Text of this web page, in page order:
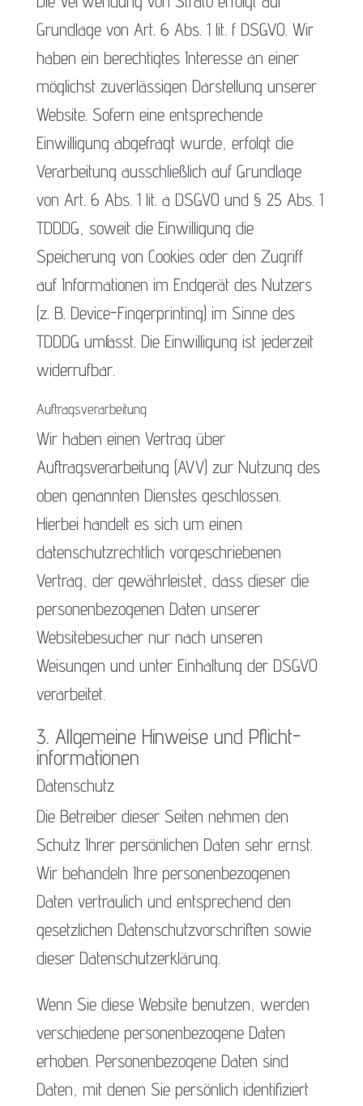
Grundlage von Art. 6 Abs. 1 lit. f DSGVO. Wir
haben ein berechtigtes Interesse an einer
möglichst zuverlässigen Darstellung unserer
Website. Sofern eine entsprechende
Einwilligung abgefragt wurde, erfolgt die
Verarbeitung ausschließlich auf Grundlage
von Art. 6 Abs. 1 lit. a DSGVO und § 25 Abs. 1
TDDDG, soweit die Einwilligung die
Speicherung von Cookies oder den Zugriff
auf Informationen im Endgerät des Nutzers
(z. B. Device-Fingerprinting) im Sinne des
TDDDG umfasst. Die Einwilligung ist jederzeit
widerrufbar.
Auftragsverarbeitung
Wir haben einen Vertrag über
Auftragsverarbeitung (AVV) zur Nutzung des
oben genannten Dienstes geschlossen.
Hierbei handelt es sich um einen
datenschutzrechtlich vorgeschriebenen
Vertrag, der gewährleistet, dass dieser die
personenbezogenen Daten unserer
Websitebesucher nur nach unseren
Weisungen und unter Einhaltung der DSGVO
verarbeitet.
3. Allgemeine Hinweise und Pflicht­
informationen
Datenschutz
Die Betreiber dieser Seiten nehmen den
Schutz Ihrer persönlichen Daten sehr ernst.
Wir behandeln Ihre personenbezogenen
Daten vertraulich und entsprechend den
gesetzlichen Datenschutzvorschriften sowie
dieser Datenschutzerklärung.
Wenn Sie diese Website benutzen, werden
verschiedene personenbezogene Daten
erhoben. Personenbezogene Daten sind
Daten, mit denen Sie persönlich identifiziert